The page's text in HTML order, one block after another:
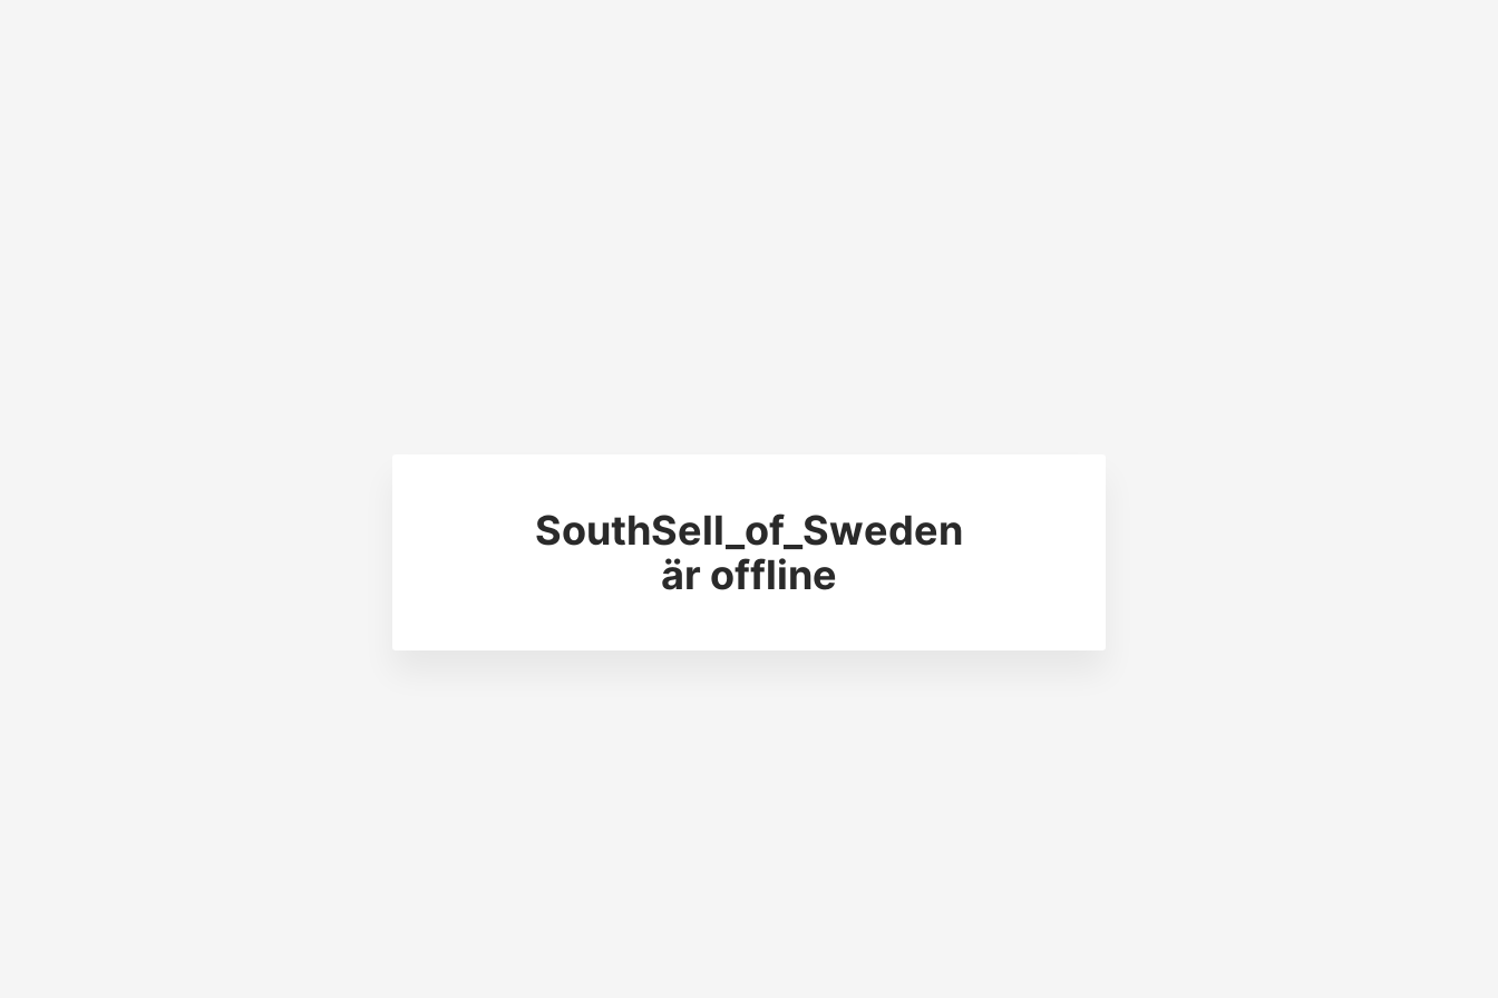
SouthSell_of_Sweden
är offline